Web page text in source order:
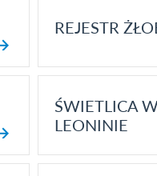
REJESTR
ŚWIETLICA
LEONINIE